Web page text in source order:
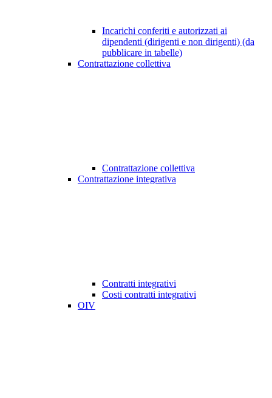
Incarichi conferiti e autorizzati ai
dipendenti (dirigenti e non dirigenti) (da
pubblicare in tabelle)
Contrattazione collettiva
Contrattazione collettiva
Contrattazione integrativa
Contratti integrativi
Costi contratti integrativi
OIV